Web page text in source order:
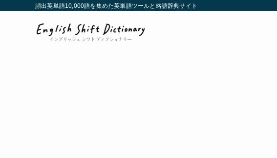
頻出英単語10,000語を集めた英単語ツールと略語辞典サイト